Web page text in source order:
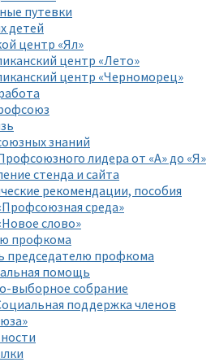
путевки
детей
центр «Ял»
центр «Лето»
центр «Черноморец»
знаний
лидера от «А» до «Я»
стенда и сайта
рекомендации, пособия
среда»
слово»
профкома
председателю профкома
помощь
выборное собрание
поддержка членов